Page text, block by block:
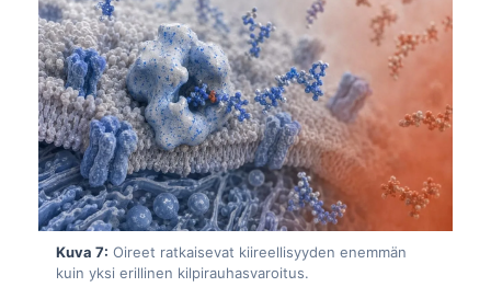
Kuva 7: Oireet ratkaisevat kiireellisyyden enemmän
kuin yksi erillinen kilpirauhasvaroitus.
Català
Қазақ тілі
Hrvatski
Slovenčina
كوردی‎
پښتو
سنڌي
සිංහල